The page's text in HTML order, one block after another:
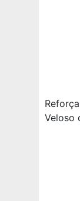
Veloso